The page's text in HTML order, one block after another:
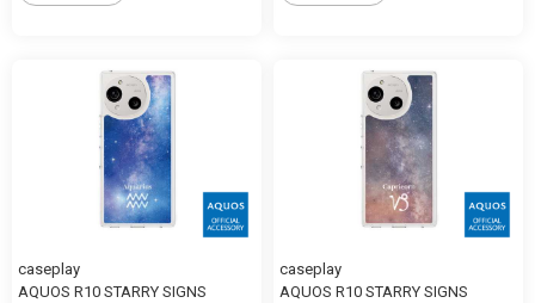
caseplay
AQUOS R10 STARRY SIGNS
caseplay
AQUOS R10 STARRY SIGNS